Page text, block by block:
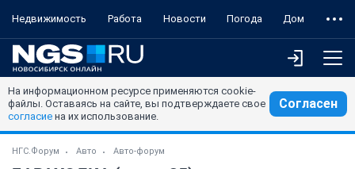
Недвижимость Работа Новости Погода Дом
На информационном ресурсе применяются cookie-
файлы. Оставаясь на сайте, вы подтверждаете свое
согласие на их использование.
Согласен
НГС.Форум Авто Авто-форум